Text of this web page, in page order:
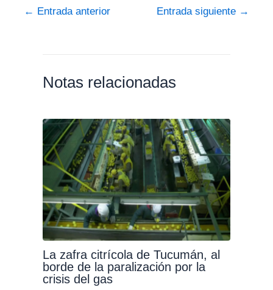
← Entrada anterior Entrada siguiente →
Notas relacionadas
La zafra citrícola de Tucumán, al
borde de la paralización por la
crisis del gas